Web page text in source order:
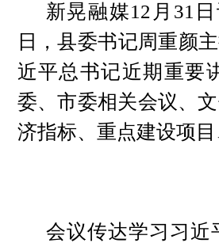
新晃融媒12月31
日，县委书记周重颜
近平总书记近期重要
委、市委相关会议、
济指标、重点建设项
会议传达学习习近